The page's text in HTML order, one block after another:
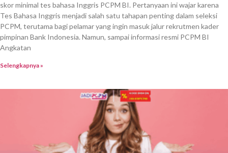
skor minimal tes bahasa Inggris PCPM BI. Pertanyaan ini wajar karena
Tes Bahasa Inggris menjadi salah satu tahapan penting dalam seleksi
PCPM, terutama bagi pelamar yang ingin masuk jalur rekrutmen kader
pimpinan Bank Indonesia. Namun, sampai informasi resmi PCPM BI
Angkatan
Selengkapnya »